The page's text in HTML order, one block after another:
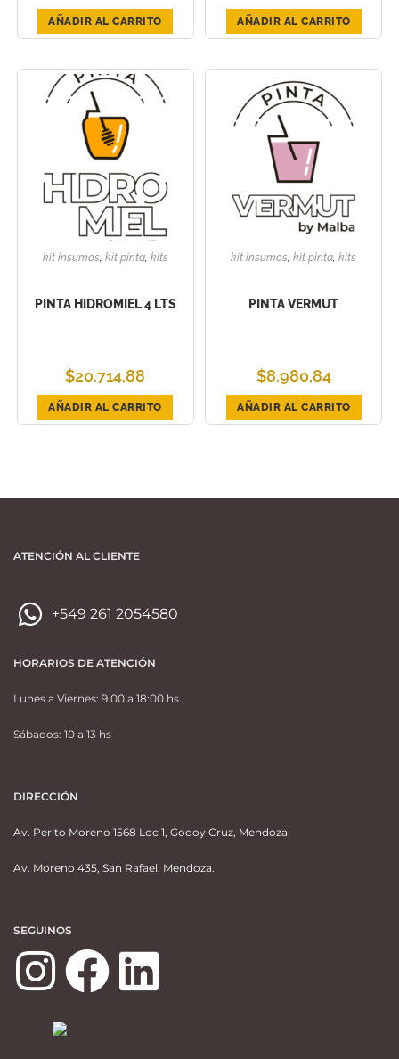
AÑADIR AL CARRITO AÑADIR AL CARRITO
kit insumos kit pinta, kits
PINTA HIDROMIEL 4 LTS
$20.714,88
AÑADIR AL CARRITO
kit insumos ,kit pinta ,kits
PINTA VERMUT
$8.980,84
AÑADIR AL CARRITO
ATENCIÓN AL CLIENTE
+549 261 2054580
HORARIOS DE ATENCIÓN
Lunes a Viernes: 9.00 a 18:00 hs.
Sábados: 10 a 13 hs
DIRECCIÓN
Av. Perito Moreno 1568 Loc 1, Godoy Cruz, Mendoza
Av. Moreno 435, San Rafael, Mendoza.
SEGUINOS